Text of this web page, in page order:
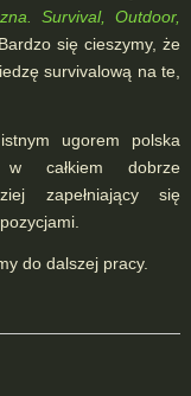
Survival, Outdoor,
się cieszymy, że
survivalową na te,
ugorem polska
całkiem dobrze
zapełniający się
do dalszej pracy.